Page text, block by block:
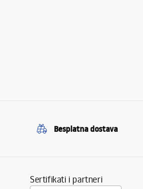
Besplatna dostava
Sertifikati i partneri